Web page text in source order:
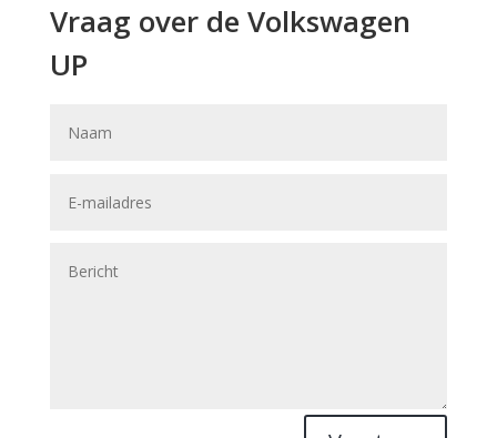
Vraag over de Volkswagen
UP